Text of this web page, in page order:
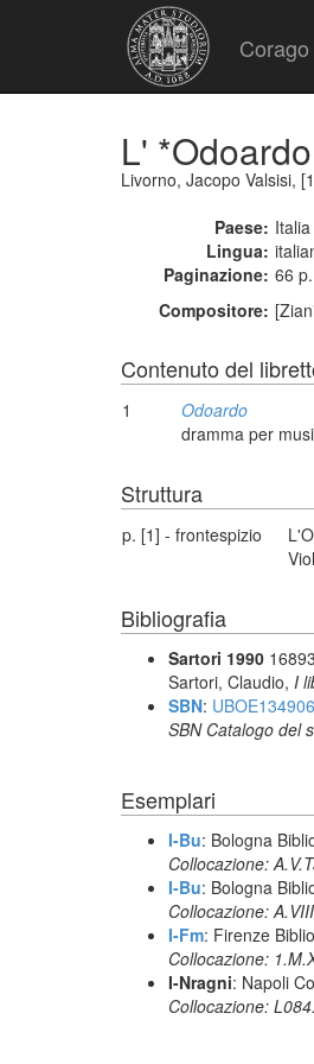
Corago
L' *Odoardo
Livorno, Jacopo Valsisi,
Paese: Italia
Lingua:
Paginazione: 66 p.
Compositore:
Contenuto del
1
Odoardo
dramma per
Struttura
p. [1] - frontespizio
Bibliografia
Sartori 1990 16893
Sartori, Claudio, I
SBN: UBOE134906
SBN Catalogo del
Esemplari
I-Bu: Bologna
Collocazione:
I-Bu: Bologna
Collocazione:
I-Fm: Firenze
Collocazione:
I-Nragni: Napoli
Collocazione: